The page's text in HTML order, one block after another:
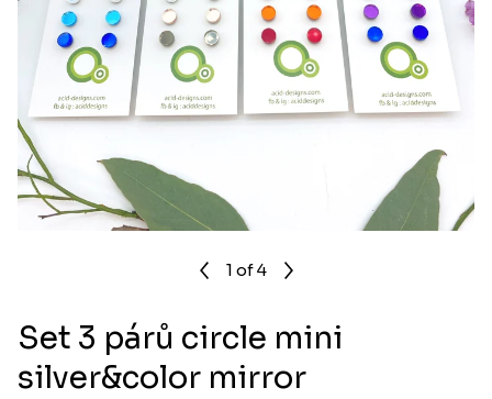
1 of 4
Set 3 párů circle mini
silver&color mirror